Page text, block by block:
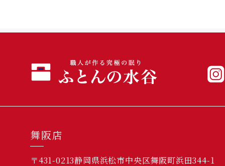
舞阪店
〒431-0213静岡県浜松市中央区舞阪町浜田344-1